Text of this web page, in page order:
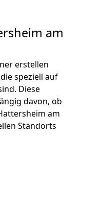
am
erstellen
speziell auf
Diese
davon, ob
am
Standorts